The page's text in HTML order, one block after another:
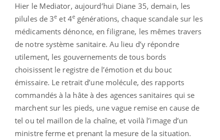
Hier le Mediator, aujourd’hui Diane 35, demain, les
pilules de 3e et 4egénérations, chaque scandale sur les
médicaments dénonce, en filigrane, les mêmes travers
de notre système sanitaire. Au lieu d’y répondre
utilement, les gouvernements de tous bords
choisissent le registre de l’émotion et du bouc
émissaire. Le retrait d’une molécule, des rapports
commandés à la hâte à des agences sanitaires qui se
marchent sur les pieds, une vague remise en cause de
tel ou tel maillon de la chaîne, et voilà l’image d’un
ministre ferme et prenant la mesure de la situation.